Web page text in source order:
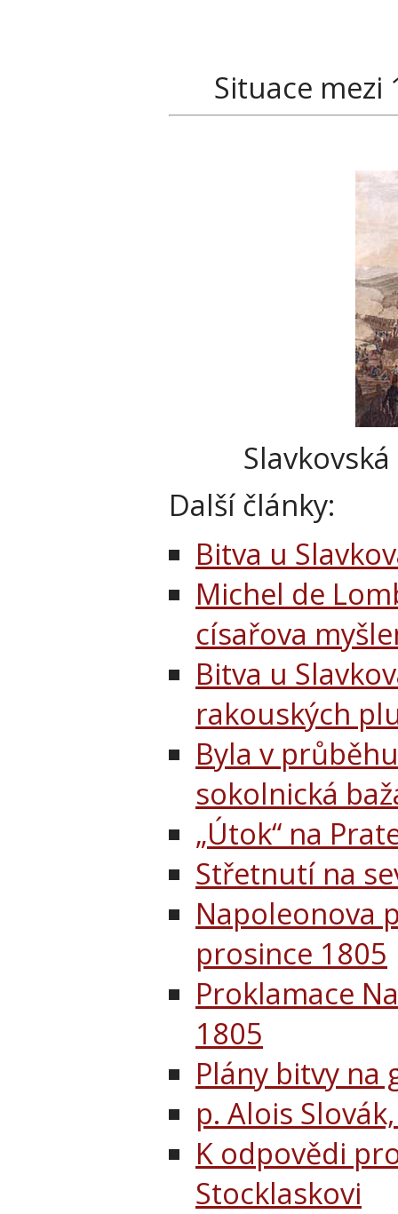
Situace mezi
Další články:
Bitva u
Michel de
císařova
Bitva u
rakouských
Byla v
sokolnická
„Útok“ na
Střetnutí na
Napoleonova
prosince 1805
Proklamace
1805
Plány bitvy na
p. Alois
K odpovědi
Stocklaskovi